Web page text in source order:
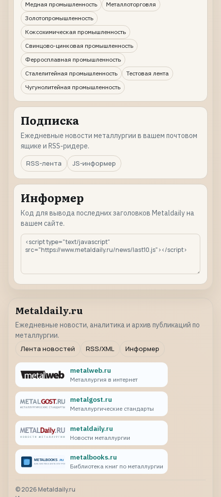
Медная промышленность
Металлоторговля
Золотопромышленность
Коксохимическая промышленность
Свинцово-цинковая промышленность
Ферросплавная промышленность
Сталелитейная промышленность
Тестовая лента
Чугунолитейная промышленность
Подписка
Ежедневные новости металлургии в вашем почтовом
ящике и RSS-ридере.
RSS-лента
JS-информер
Информер
Код для вывода последних заголовков Metaldaily на
вашем сайте.
Metaldaily.ru
Ежедневные новости, аналитика и архив публикаций по
металлургии.
Лента новостей
RSS/XML Информер
metalweb.ru
Металлургия в интернет
metalgost.ru
Металлургические стандарты
metaldaily.ru
Новости металлургии
metalbooks.ru
Библиотека книг по металлургии
©2026 Metaldaily.ru